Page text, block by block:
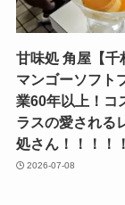
甘味処 角屋【千
マンゴーソフ
業60年以上！コ
ラスの愛される
処さん！！！！！
2026-07-08